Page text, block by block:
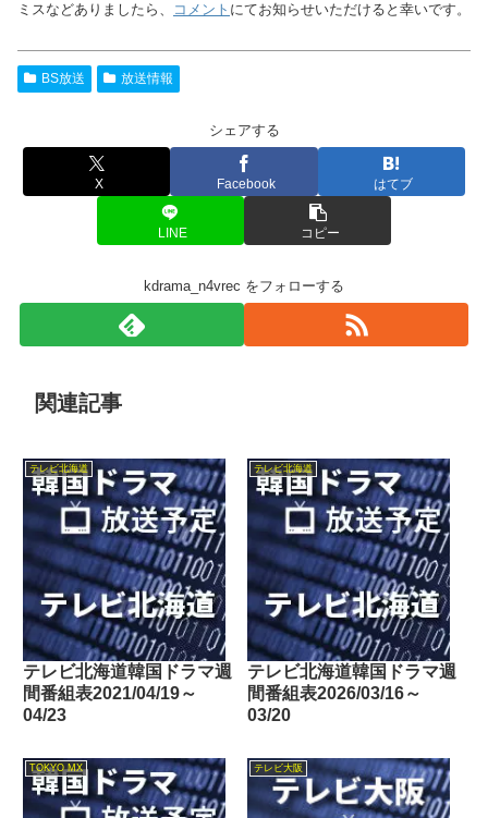
ミスなどありましたら、 コメント にてお知らせいただけると幸いです。
BS放送 放送情報
シェアする
X Facebook はてブ
LINE コピー
kdrama_n4vrec をフォローする
関連記事
テレビ北海道
テレビ北海道韓国ドラマ週
間番組表2021/04/19～
04/23
テレビ北海道
テレビ北海道韓国ドラマ週
間番組表2026/03/16～
03/20
TOKYO MX テレビ大阪